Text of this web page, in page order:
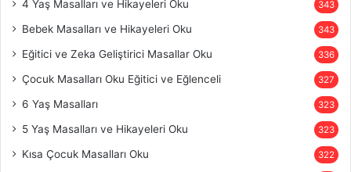
4 Yaş Masalları ve Hikayeleri Oku 343
Bebek Masalları ve Hikayeleri Oku 343
Eğitici ve Zeka Geliştirici Masallar Oku 336
Çocuk Masalları Oku Eğitici ve Eğlenceli 327
6 Yaş Masalları 323
5 Yaş Masalları ve Hikayeleri Oku 323
Kısa Çocuk Masalları Oku 322